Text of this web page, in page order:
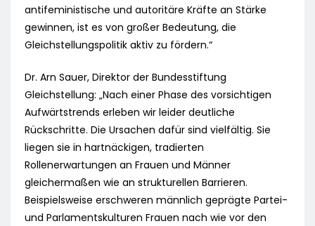
antifeministische und autoritäre Kräfte an Stärke
gewinnen, ist es von großer Bedeutung, die
Gleichstellungspolitik aktiv zu fördern.“
Dr. Arn Sauer, Direktor der Bundesstiftung
Gleichstellung: „Nach einer Phase des vorsichtigen
Aufwärtstrends erleben wir leider deutliche
Rückschritte. Die Ursachen dafür sind vielfältig. Sie
liegen sie in hartnäckigen, tradierten
Rollenerwartungen an Frauen und Männer
gleichermaßen wie an strukturellen Barrieren.
Beispielsweise erschweren männlich geprägte Partei-
und Parlamentskulturen Frauen nach wie vor den